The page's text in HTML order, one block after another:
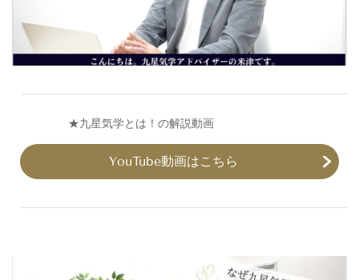
★九星気学とは！の解説動画
YouTube動画はこちら